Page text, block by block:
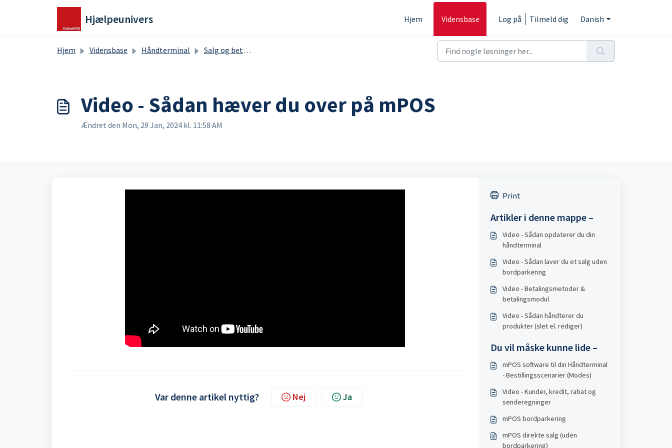
Gå til hovedindhold
Hjælpeunivers Hjem Vidensbase Log på Tilmeld dig Danish
Hjem Vidensbase Håndterminal Salg og betaling - håndterminal
Video - Sådan hæver du over på mPOS
Ændret den Mon, 29 Jan, 2024 kl. 11:58 AM
Var denne artikel nyttig? Nej Ja
Print
Artikler i denne mappe –
Video - Sådan opdaterer du din
håndterminal
Video - Sådan laver du et salg uden
bordparkering
Video - Betalingsmetoder &
betalingsmodul
Video - Sådan håndterer du
produkter (slet el. rediger)
Du vil måske kunne lide –
mPOS software til din Håndterminal
- Bestillingsscenarier (Modes)
Video - Kunder, kredit, rabat og
senderegninger
mPOS bordparkering
mPOS direkte salg (uden
bordparkering)